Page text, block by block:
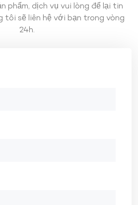
phẩm, dịch vụ vui lòng để lại tin
tôi sẽ liên hệ với bạn trong vòng
24h.